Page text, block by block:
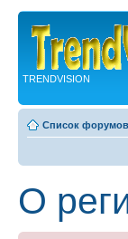
TRENDVISION
Список форумов
О